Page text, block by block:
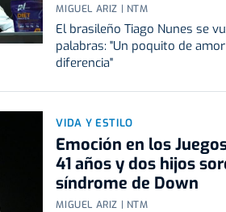
MIGUEL ARIZ | NTM
El brasileño Tiago Nunes se
palabras: "Un poquito de
diferencia"
VIDA Y ESTILO
Emoción en los
41 años y dos hijos
síndrome de Down
MIGUEL ARIZ | NTM